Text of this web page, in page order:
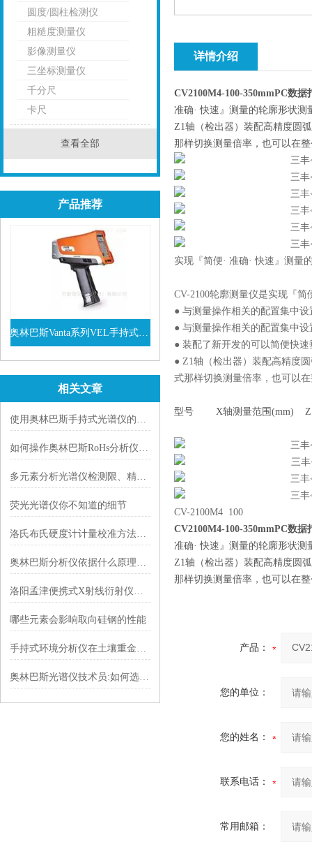
圆度/圆柱检测仪
粗糙度测量仪
影像测量仪
三坐标测量仪
千分尺
卡尺
查看全部
产品推荐
奥林巴斯Vanta系列VEL手持式XRF光谱仪
查看详情
相关文章
使用奥林巴斯手持式光谱仪的注意事项
如何操作奥林巴斯RoHs分析仪以确保有效测量？
多元素分析光谱仪检测限、精度与基质适应性指南
荧光光谱仪你不知道的细节
洛氏布氏硬度计计量校准方法与日常期间核查方案
奥林巴斯分析仪依据什么原理进行工作？
洛阳孟津便携式X射线衍射仪电极检测
哪些元素会影响取向硅钢的性能
手持式环境分析仪在土壤重金属分析中运用
奥林巴斯光谱仪技术员:如何选择优质的合金分析仪
详情介绍
CV2100M4-100-350mmPC数据
准确· 快速』测量的轮廓形状测
Z1轴（检出器）装配高精度圆
那样切换测量倍率，也可以在
实现『简便· 准确· 快速』测量
CV-2100轮廓测量仪是实现『简
● 与测量操作相关的配置集中
● 与测量操作相关的配置集中
● 装配了新开发的可以简便快
● Z1轴（检出器）装配高精度
式那样切换测量倍率，也可以
型号 X轴测量范围(mm) Z1
CV-2100M4 100
CV2100M4-100-350mmPC数据
准确· 快速』测量的轮廓形状测
Z1轴（检出器）装配高精度圆
那样切换测量倍率，也可以在
产品：
您的单位：
您的姓名：
联系电话：
常用邮箱：